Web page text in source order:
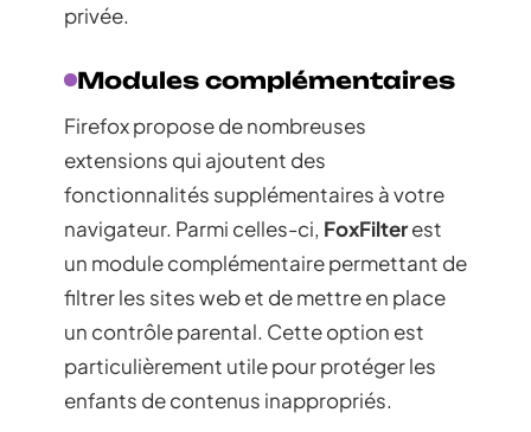
privée.
Modules complémentaires
Firefox propose de nombreuses
extensions qui ajoutent des
fonctionnalités supplémentaires à votre
navigateur. Parmi celles-ci, FoxFilterest
un module complémentaire permettant de
filtrer les sites web et de mettre en place
un contrôle parental. Cette option est
particulièrement utile pour protéger les
enfants de contenus inappropriés.